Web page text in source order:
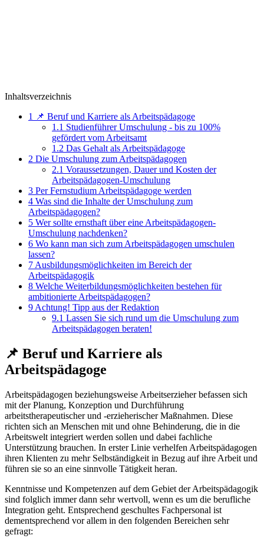
Inhaltsverzeichnis
1
📌 Beruf und Karriere als Arbeitspädagoge
1.1 Studienführer Umschulung - bis zu 100%
gefördert vom Arbeitsamt
1.2 Das Gehalt als Arbeitspädagoge
2 Die Umschulung zum Arbeitspädagogen
2.1 Voraussetzungen, Dauer und Kosten der
Arbeitspädagogen-Umschulung
3 Per Fernstudium Arbeitspädagoge werden
4 Was sind die Inhalte der Umschulung zum
Arbeitspädagogen?
5 Wer sollte ernsthaft über eine Arbeitspädagogen-
Umschulung nachdenken?
6 Wo kann man sich zum Arbeitspädagogen umschulen
lassen?
7 Ausbildungsmöglichkeiten im Bereich der
Arbeitspädagogik
8 Welche Weiterbildungsmöglichkeiten bestehen für
ambitionierte Arbeitspädagogen?
9 Achtung! Tipp aus der Redaktion
9.1 Lassen Sie sich rund um die Umschulung zum
Arbeitspädagogen beraten!
📌 Beruf und Karriere als
Arbeitspädagoge
Arbeitspädagogen beziehungsweise Arbeitserzieher befassen sich
mit der Planung, Konzeption und Durchführung
arbeitstherapeutischer und -erzieherischer Maßnahmen. Diese
richten sich an Menschen mit und ohne Behinderung, die in die
Arbeitswelt integriert werden sollen und dabei fachliche
Unterstützung brauchen. In erster Linie verhelfen Arbeitspädagogen
ihren Klienten zu mehr Selbständigkeit in Bezug auf ihre Arbeit und
führen sie so an eine sinnvolle Tätigkeit heran.
Kenntnisse und Kompetenzen auf dem Gebiet der Arbeitspädagogik
sind folglich immer dann sehr wertvoll, wenn es um die berufliche
Integration geht. Entsprechend geschultes Fachpersonal ist
dementsprechend vor allem in den folgenden Bereichen sehr
gefragt: